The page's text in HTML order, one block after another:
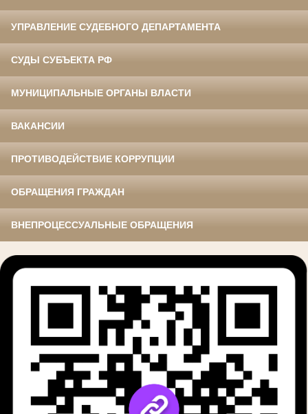
УПРАВЛЕНИЕ СУДЕБНОГО ДЕПАРТАМЕНТА
СУДЫ СУБЪЕКТА РФ
МУНИЦИПАЛЬНЫЕ ОРГАНЫ ВЛАСТИ
ВАКАНСИИ
ПРОТИВОДЕЙСТВИЕ КОРРУПЦИИ
ОБРАЩЕНИЯ ГРАЖДАН
ВНЕПРОЦЕССУАЛЬНЫЕ ОБРАЩЕНИЯ